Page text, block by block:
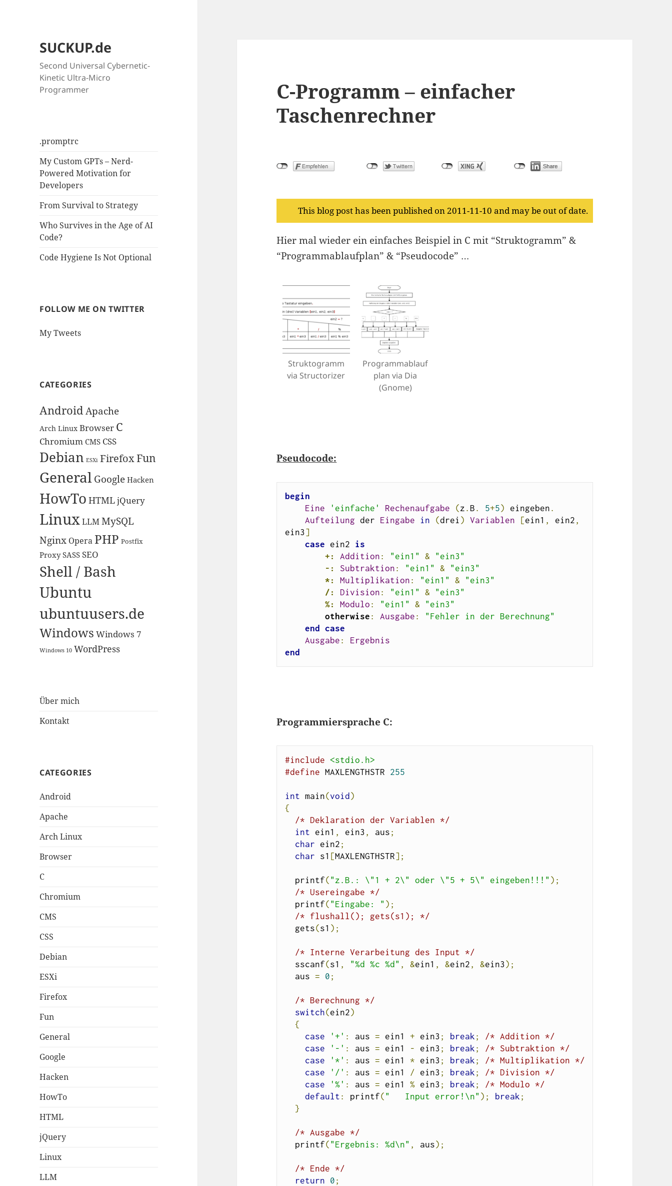
SUCKUP.de
Second Universal Cybernetic-
Kinetic Ultra-Micro
Programmer
.promptrc
My Custom GPTs – Nerd-
Powered Motivation for
Developers
From Survival to Strategy
Who Survives in the Age of AI
Code?
Code Hygiene Is Not Optional
FOLLOW ME ON TWITTER
My Tweets
CATEGORIES
AndroidApache
Arch Linux Browser C
Chromium CMS CSS
Debian ESXi FirefoxFun
GeneralGoogle Hacken
HowTo HTMLjQuery
LinuxLLMMySQL
Nginx Opera PHP Postfix
Proxy SASS SEO
Shell / Bash
Ubuntu
ubuntuusers.de
Windows Windows 7
Windows 10 WordPress
Über mich
Kontakt
CATEGORIES
Android
Apache
Arch Linux
Browser
C
Chromium
CMS
CSS
Debian
ESXi
Firefox
Fun
General
Google
Hacken
HowTo
HTML
jQuery
Linux
LLM
C-Programm – einfacher
Taschenrechner
This blog post has been published on 2011-11-10 and may be out of date.
Hier mal wieder ein einfaches Beispiel in C mit “Struktogramm” &
“Programmablaufplan” & “Pseudocode” …
Struktogramm
via Structorizer
Programmablauf
plan via Dia
(Gnome)
Pseudocode:
begin
Eine
'einfache' Rechenaufgabe (z . B . 5+5) eingeben .
Aufteilung der Eingabe in (drei ) Variablen [ein1 , ein2 ,
ein3 ]
case ein2 is
+:
Addition : "ein1" &
"ein3"
-:
Subtraktion : "ein1" &
"ein3"
*:
Multiplikation : "ein1" &
"ein3"
/:
Division : "ein1" &
"ein3"
%:
Modulo : "ein1" &
"ein3"
otherwise : Ausgabe :
"Fehler in der Berechnung"
end
case
Ausgabe :
Ergebnis
end
Programmiersprache C:
#include <stdio.h>
#define MAXLENGTHSTR 255
int main(void)
{
/* Deklaration der Variablen */
int ein1 , ein3 , aus ;
char ein2 ;
char s1 [MAXLENGTHSTR];
  printf
( "z.B.: \"1 + 2\" oder \"5 + 5\" eingeben!!!" );
/* Usereingabe */
  printf
( "Eingabe: " );
/* flushall(); gets(s1); */
  gets
(s1 );
/* Interne Verarbeitung des Input */
  sscanf
(s1 , "%d %c %d" , &ein1 , &ein2 , &ein3 );
  aus
= 0 ;
/* Berechnung */
switch(ein2)
{
case
'+' : aus = ein1 + ein3 ; break ;
/* Addition */
case
'-' : aus = ein1 - ein3 ; break ;
/* Subtraktion */
case
'*' : aus = ein1 * ein3 ; break ;
/* Multiplikation */
case
'/' : aus = ein1 / ein3 ; break ;
/* Division */
case
'%' : aus = ein1 % ein3 ; break ;
/* Modulo */
default : printf( "   Input error!\n" ); break ;
}
/* Ausgabe */
  printf
( "Ergebnis: %d\n" , aus);
/* Ende */
return 0 ;